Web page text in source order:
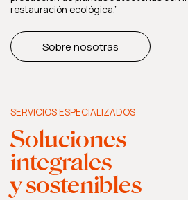
restauración ecológica.”
Sobre nosotras
SERVICIOS ESPECIALIZADOS
Soluciones
integrales
y sostenibles